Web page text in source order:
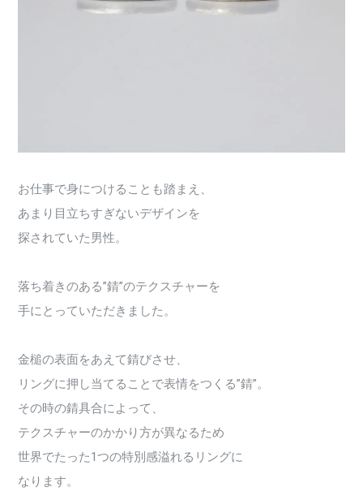
お仕事で身につけることも踏まえ、
あまり目立ちすぎないデザインを
探されていた男性。
落ち着きのある”錆”のテクスチャーを
手にとっていただきました。
金槌の表面をあえて錆びさせ、
リングに押し当てることで表情をつくる”錆”。
その時の錆具合によって、
テクスチャーのかかり方が異なるため
世界でたった1つの特別感溢れるリングに
なります。